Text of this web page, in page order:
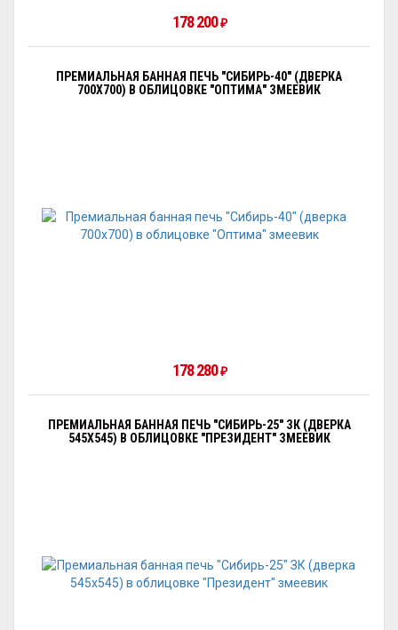
178 200₽
ПРЕМИАЛЬНАЯ БАННАЯ ПЕЧЬ "СИБИРЬ-40" (ДВЕРКА
700Х700) В ОБЛИЦОВКЕ "ОПТИМА" ЗМЕЕВИК
178 280₽
ПРЕМИАЛЬНАЯ БАННАЯ ПЕЧЬ "СИБИРЬ-25" ЗК (ДВЕРКА
545Х545) В ОБЛИЦОВКЕ "ПРЕЗИДЕНТ" ЗМЕЕВИК